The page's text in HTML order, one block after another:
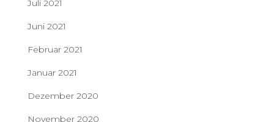
Juli 2021
Juni 2021
Februar 2021
Januar 2021
Dezember 2020
November 2020